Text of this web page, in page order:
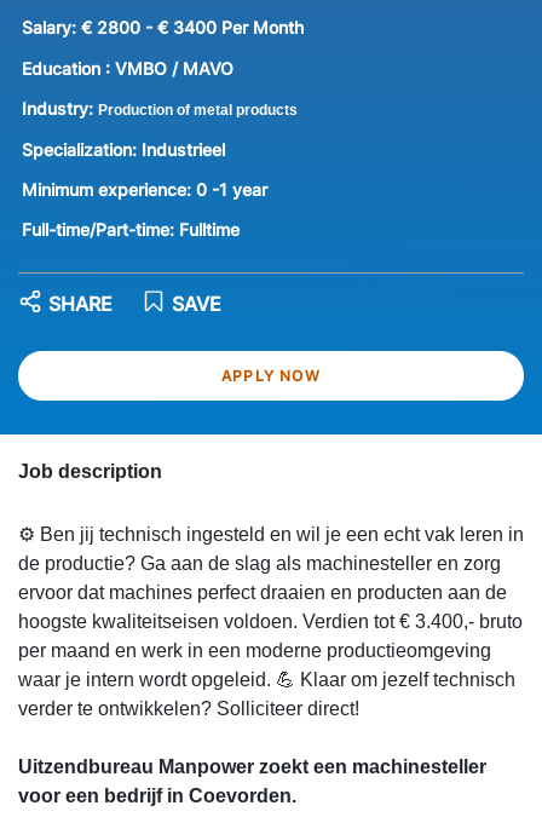
Salary: € 2800 - € 3400 Per Month
Education : VMBO / MAVO
Industry: Production of metal products
Specialization: Industrieel
Minimum experience: 0 -1 year
Full-time/Part-time: Fulltime
APPLY NOW
SAVE
SHARE
Job description
⚙️ Ben jij technisch ingesteld en wil je een echt vak leren in
de productie? Ga aan de slag als machinesteller en zorg
ervoor dat machines perfect draaien en producten aan de
hoogste kwaliteitseisen voldoen. Verdien tot € 3.400,- bruto
per maand en werk in een moderne productieomgeving
waar je intern wordt opgeleid. 💪 Klaar om jezelf technisch
verder te ontwikkelen? Solliciteer direct!
Uitzendbureau Manpower zoekt een machinesteller
voor een bedrijf in Coevorden.